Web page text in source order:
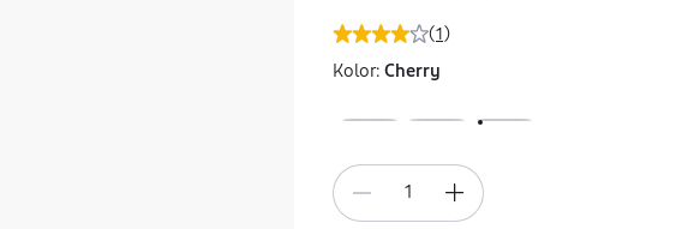
(1 )
Kolor: Cherry